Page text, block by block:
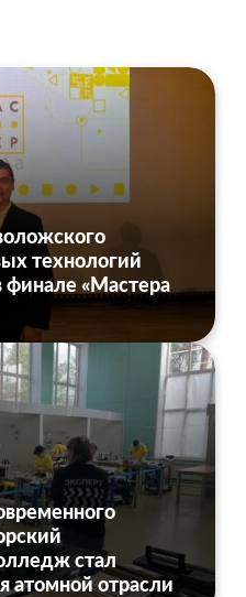
технологий
финале «Мастера
стал
атомной отрасли